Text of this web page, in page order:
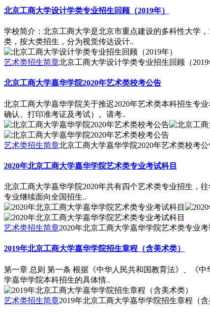
北京工商大学设计学类专业招生回顾（2019年）
学校简介：北京工商大学是北京市重点建设的多科性大学
类，按大类招生，分为视觉传达设计..
艺术类招生简章北京工商大学设计学类专业招生回顾（2019
北京工商大学嘉华学院2020年艺术类校考公告
北京工商大学嘉华学院关于推迟2020年艺术类本科招生专
确认、打印准考证及考试）。请考..
艺术类招生简章北京工商大学嘉华学院2020年艺术类校考公
2020年北京工商大学嘉华学院艺术类专业考试科目
北京工商大学嘉华学院2020年共有四个艺术类专业招生，
专业继续面向全国招生..
艺术类招生简章2020年北京工商大学嘉华学院艺术类专业考
2019年北京工商大学嘉华学院招生章程（含美术类）
第一章 总则 第一条 根据《中华人民共和国教育法》、《
学嘉华学院本科招生的具体情..
艺术类招生简章2019年北京工商大学嘉华学院招生章程（含